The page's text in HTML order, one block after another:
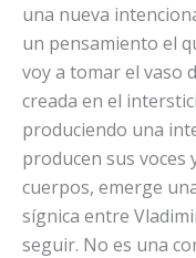
una nueva
un pensamiento el
voy a tomar el vaso
creada en el
produciendo una
producen sus voces
cuerpos, emerge
sígnica entre
seguir. No es una